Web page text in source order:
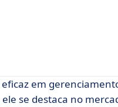
em
se destaca no